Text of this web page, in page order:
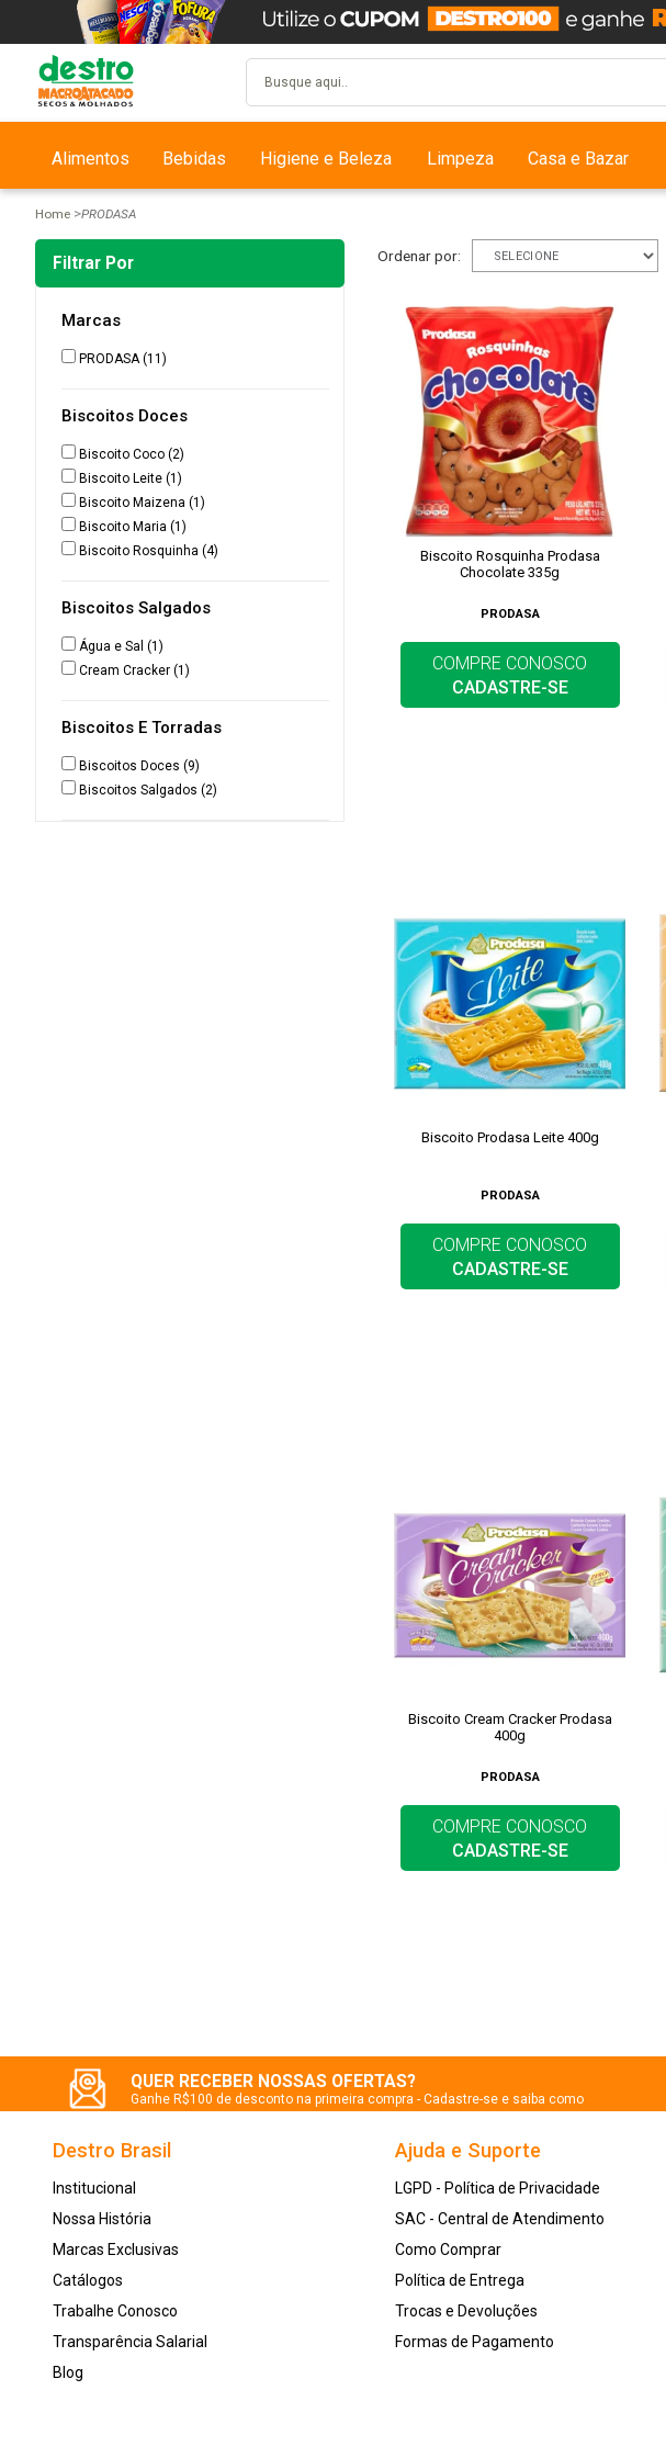
Alimentos Bebidas Higiene e Beleza Limpeza Casa e Bazar
Home PRODASA
Filtrar Por
Marcas
PRODASA(11)
Biscoitos Doces
Biscoito Coco (2)
Biscoito Leite (1)
Biscoito Maizena (1)
Biscoito Maria (1)
Biscoito Rosquinha (4)
Biscoitos Salgados
Água e Sal (1)
Cream Cracker (1)
Biscoitos E Torradas
Biscoitos Doces (9)
Biscoitos Salgados (2)
Ordenar por:
Biscoito Rosquinha Prodasa
Chocolate 335g
PRODASA
COMPRE CONOSCO
CADASTRE-SE
Biscoito Prodasa Leite 400g
PRODASA
COMPRE CONOSCO
CADASTRE-SE
Biscoito Cream Cracker Prodasa
400g
PRODASA
COMPRE CONOSCO
CADASTRE-SE
QUER RECEBER NOSSAS OFERTAS?
Ganhe R$100 de desconto na primeira compra - Cadastre-se e saiba como
Destro Brasil
Institucional
Nossa História
Marcas Exclusivas
Catálogos
Trabalhe Conosco
Transparência Salarial
Blog
Ajuda e Suporte
LGPD - Política de Privacidade
SAC - Central de Atendimento
Como Comprar
Política de Entrega
Trocas e Devoluções
Formas de Pagamento